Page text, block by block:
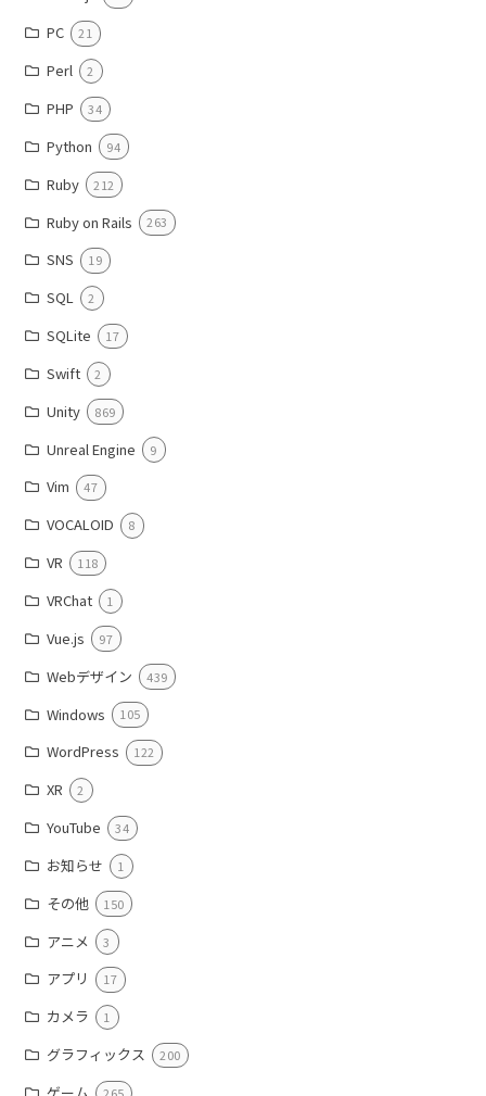
PC 21
Perl 2
PHP 34
Python 94
Ruby 212
Ruby on Rails 263
SNS 19
SQL 2
SQLite 17
Swift 2
Unity 869
Unreal Engine 9
Vim 47
VOCALOID 8
VR 118
VRChat 1
Vue.js 97
Webデザイン 439
Windows 105
WordPress 122
XR 2
YouTube 34
お知らせ 1
その他 150
アニメ 3
アプリ 17
カメラ 1
グラフィックス 200